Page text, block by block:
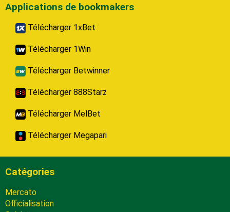
Applications de bookmakers
Télécharger 1xBet
Télécharger 1Win
Télécharger Betwinner
Télécharger 888Starz
Télécharger MelBet
Télécharger Megapari
Catégories
Mercato
Officialisation